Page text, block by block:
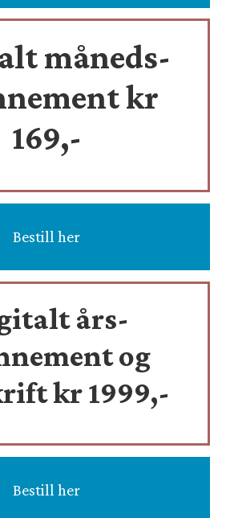
måneds-
kr
169,-
Bestill her
års-
og
kr 1999,-
Bestill her